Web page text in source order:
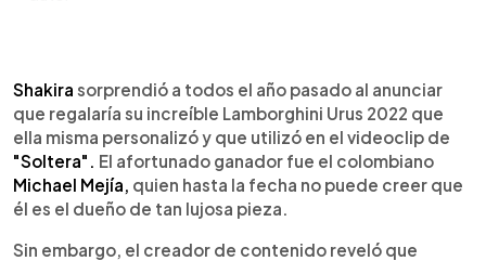
Escuchar artículo
Shakira sorprendió a todos el año pasado al anunciar
que regalaría su increíble Lamborghini Urus 2022 que
ella misma personalizó y que utilizó en el videoclip de
"Soltera". El afortunado ganador fue el colombiano
Michael Mejía, quien hasta la fecha no puede creer que
él es el dueño de tan lujosa pieza.
Sin embargo, el creador de contenido reveló que